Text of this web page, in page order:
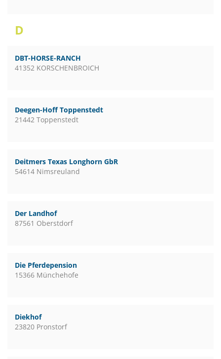
D
DBT-HORSE-RANCH
41352 KORSCHENBROICH
Deegen-Hoff Toppenstedt
21442 Toppenstedt
Deitmers Texas Longhorn GbR
54614 Nimsreuland
Der Landhof
87561 Oberstdorf
Die Pferdepension
15366 Münchehofe
Diekhof
23820 Pronstorf